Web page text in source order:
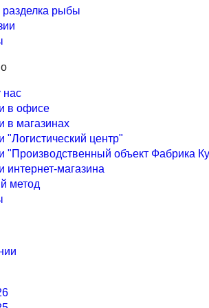
разделка рыбы
нас
в офисе
в магазинах
"Логистический центр"
"Производственный объект Фабрика
интернет-магазина
метод